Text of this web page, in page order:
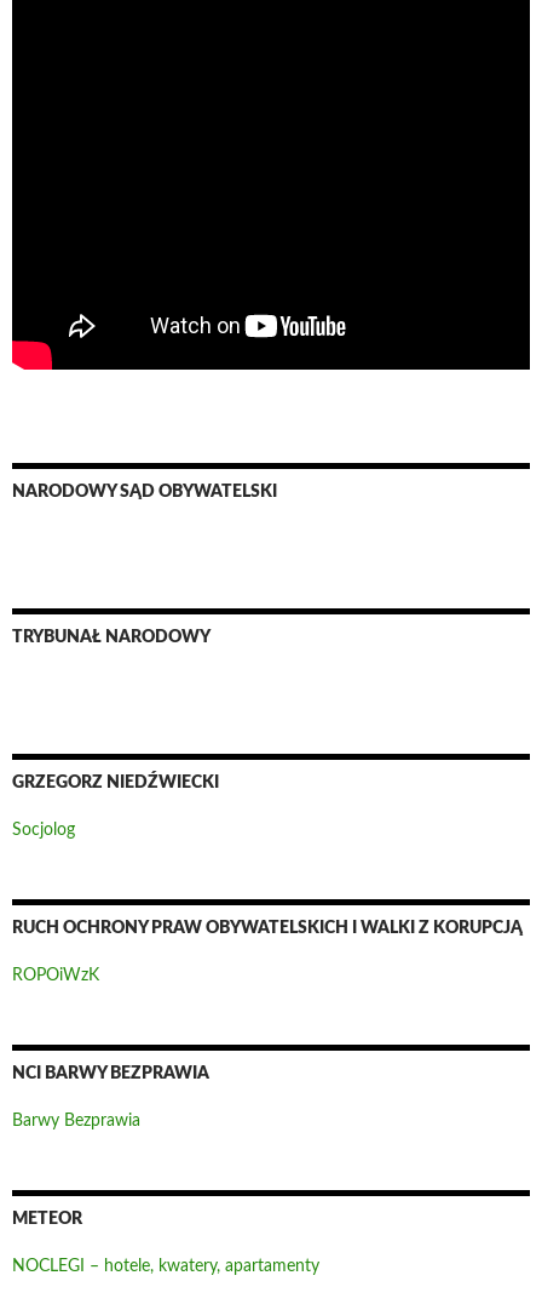
NARODOWY SĄD OBYWATELSKI
TRYBUNAŁ NARODOWY
GRZEGORZ NIEDŹWIECKI
Socjolog
RUCH OCHRONY PRAW OBYWATELSKICH I WALKI Z KORUPCJĄ
ROPOiWzK
NCI BARWY BEZPRAWIA
Barwy Bezprawia
METEOR
NOCLEGI – hotele, kwatery, apartamenty